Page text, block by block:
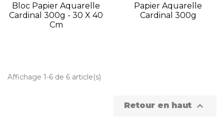
Bloc Papier Aquarelle
Cardinal 300g - 30 X 40
Cm
Papier Aquarelle
Cardinal 300g
Affichage 1-6 de 6 article(s)
Retour en haut 